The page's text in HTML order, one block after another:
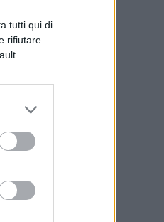
tutti qui di
rifiutare